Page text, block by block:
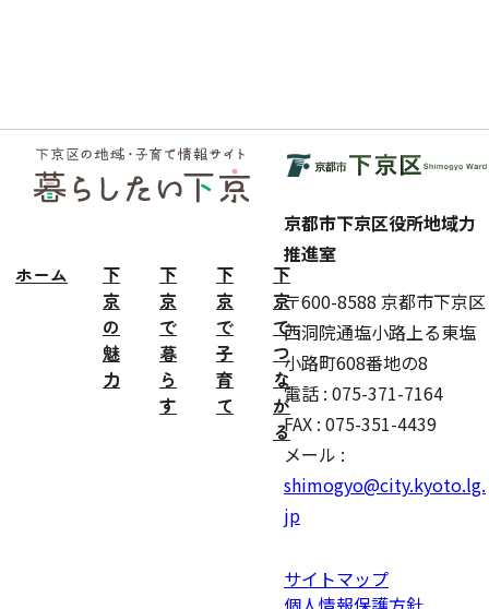
フッ
ター
ホーム
下
京
の
魅
力
下
京
で
暮
ら
す
下
京
で
子
育
て
下
京
で
つ
な
が
る
京都市下京区役所地域力
推進室
〒600-8588 京都市下京区
西洞院通塩小路上る東塩
小路町608番地の8
電話 : 075-371-7164
FAX : 075-351-4439
メール :
shimogyo@city.kyoto.lg.
jp
サイトマップ